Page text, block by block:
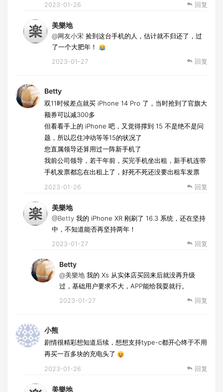
2023-01-26 回复
美樂地
@网友小宋 捡到这台手机的人，估计就不归还了，过
了一个大肥年！
2023-01-27 回复
Betty
双11时候差点就买 iPhone 14 Pro 了，当时抢到了官旗大
额券可以减300多
但看看手上的 iPhone 吧，又觉得撑到 15 不是绝不是问
题，所以忍住冲动等等15的状况了
您直属领导还算用过一阵新手机了
我前公司领导，若干年前，买完手机坐出租，新手机连带
手机发票都忘在出租上了，好死不死还没要出租车发票
2023-01-26 回复
美樂地
@Betty 我的 iPhone XR 刚刷了 16.3 系统，还在坚持
中，不知道能否再坚持两年！
2023-01-27 回复
Betty
@美樂地 我的 Xs 从实体店买回来后就没再升级
过，基础用户要求不大，APP能给我耍就行。
2023-01-27 回复
小熊
剧情很精彩想知道后续，想想支持type-c都开心终于不用
再买一百多块的充电头了
2023-01-26 回复
美樂地